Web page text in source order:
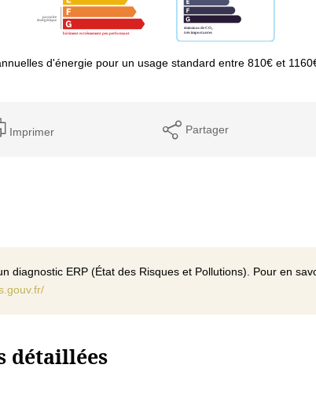
d'énergie pour un usage standard entre 810€ et
Imprimer Partager
diagnostic ERP (État des Risques et Pollutions). Pour en
détaillées